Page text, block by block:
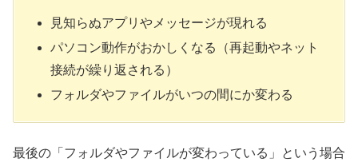
見知らぬアプリやメッセージが現れる
パソコン動作がおかしくなる（再起動やネット
接続が繰り返される）
フォルダやファイルがいつの間にか変わる
最後の「フォルダやファイルが変わっている」という場合